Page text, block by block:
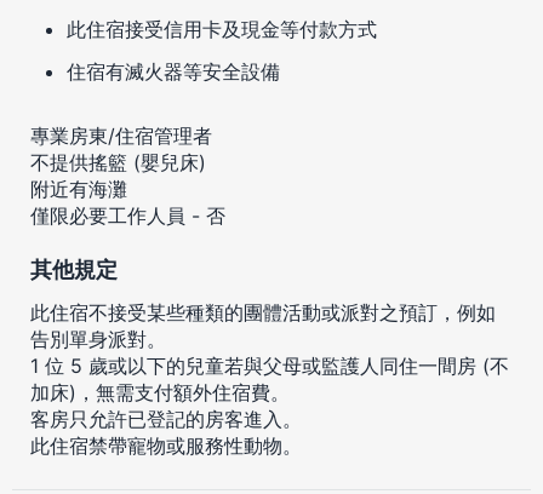
此住宿接受信用卡及現金等付款方式
住宿有滅火器等安全設備
專業房東/住宿管理者
不提供搖籃 (嬰兒床)
附近有海灘
僅限必要工作人員 - 否
其他規定
此住宿不接受某些種類的團體活動或派對之預訂，例如
告別單身派對。
1 位 5 歲或以下的兒童若與父母或監護人同住一間房 (不
加床)，無需支付額外住宿費。
客房只允許已登記的房客進入。
此住宿禁帶寵物或服務性動物。